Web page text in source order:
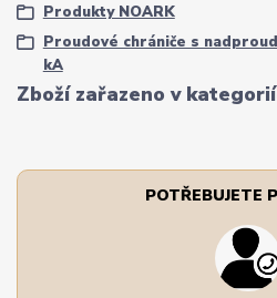
Zboží zařazeno v
Produkty NOARK
Proudové chrániče s
kA
POTŘEBUJETE